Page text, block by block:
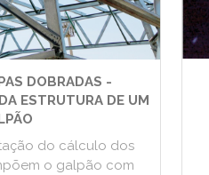
DOBRADAS -
ESTRUTURA DE UM
do cálculo dos
o galpão com